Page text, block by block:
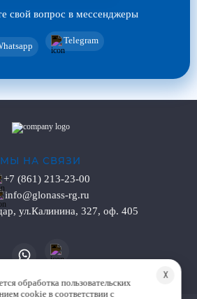
свой вопрос в мессенджеры
Telegram
МЫ НА СВЯЗИ
+7 (861) 213-23-00
info@glonass-rg.ru
ул.Калинина, 327, оф. 405
обработка пользовательских
cookie в соответствии с
╳